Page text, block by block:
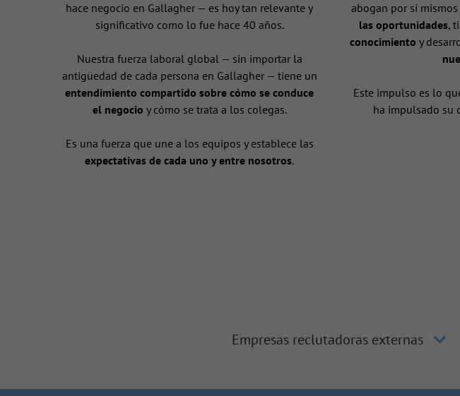
hace negocio en Gallagher — es hoy tan relevante y
significativo como lo fue hace 40 años.
Nuestra fuerza laboral global — sin importar la
antigüedad de cada persona en Gallagher — tiene un
entendimiento compartido sobre cómo se conduce
el negocio y cómo se trata a los colegas.
Es una fuerza que une a los equipos y establece las
expectativas de cada uno y entre nosotros.
abogan por sí
las oportunidades,
conocimiento y
Este impulso es lo
ha impulsado su
Empresas reclutadoras externas